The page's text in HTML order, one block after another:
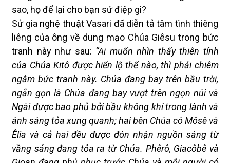
sao, họ để lại cho bạn sứ điệp gì?
Sử gia nghệ thuật Vasari đã diễn tả tâm tình thiêng
liêng của ông về dung mạo Chúa Giêsu trong bức
tranh này như sau: “Ai muốn nhìn thấy thiên tính
của Chúa Kitô được hiển lộ thế nào, thì phải chiêm
ngắm bức tranh này. Chúa đang bay trên bầu trời,
ngắn gọn là Chúa đang bay vượt trên ngọn núi và
Ngài được bao phủ bởi bầu không khí trong lành và
ánh sáng tỏa xung quanh; hai bên Chúa có Môsê và
Êlia và cả hai đều được đón nhận nguồn sáng từ
vầng sáng đang tỏa ra từ Chúa. Phêrô, Giacôbê và